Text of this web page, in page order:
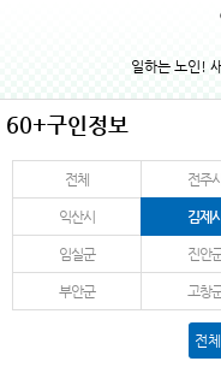
일하는 노인!
60+구인정보
전체 전주시
익산시 김제시
임실군 진안
부안군 고창
전체